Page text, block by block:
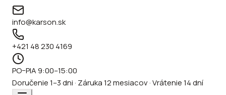
info@karson.sk
+421 48 230 4169
PO–PIA 9:00–15:00
Doručenie 1–3 dni · Záruka 12 mesiacov · Vrátenie 14 dní